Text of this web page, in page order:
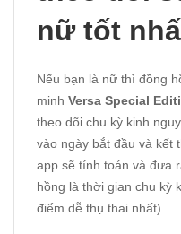
nữ tốt
Nếu bạn là nữ thì đồng
minh Versa Special
theo dõi chu kỳ kinh
vào ngày bắt đầu và kết
app sẽ tính toán và đưa
hồng là thời gian chu kỳ
điểm dễ thụ thai nhất).